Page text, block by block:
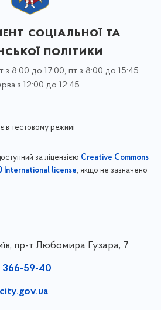
соціальної та
політики
з 8:00 до 17:00, пт з 8:00 до 15:45
з 12:00 до 12:45
в тестовому режимі
за ліцензією Creative Commons
license, якщо не зазначено
пр-т Любомира Гузара, 7
366-59-40